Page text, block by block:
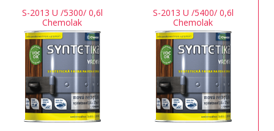
S-2013 U /5300/ 0,6l
Chemolak
S-2013 U /5400/ 0,6l
Chemolak